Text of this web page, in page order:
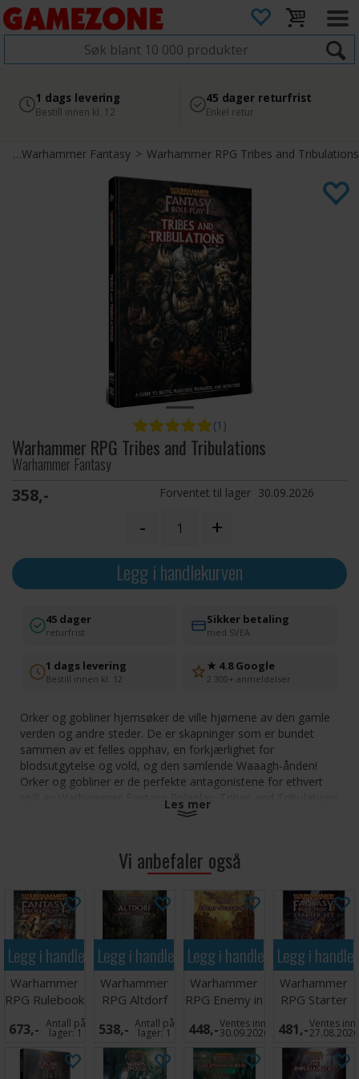
2 300+ anmeldelser på
Google
Sikker betaling
med Svea
1 dags levering
Bestill innen kl. 12
45 dager returfrist
Enkel retur
>Warhammer Fantasy>Warhammer RPG Tribes and Tribulations
(1)
Warhammer RPG Tribes and Tribulations
Warhammer Fantasy
358,- Forventet til lager 30.09.2026
- +
Legg i handlekurven
45 dager
returfrist
Sikker betaling
med SVEA
1 dags levering
Bestill innen kl. 12
★ 4.8 Google
2 300+ anmeldelser
Orker og gobliner hjemsøker de ville hjørnene av den gamle
verden og andre steder. De er skapninger som er bundet
sammen av et felles opphav, en forkjærlighet for
blodsutgytelse og vold, og den samlende Waaagh-ånden!
Orker og gobliner er de perfekte antagonistene for ethvert
spill av Warhammer Fantasy Roleplay. Tribes and Tribulations
gir detaljer om en rekke av disse krigerske og ondskapsfulle
stamme har fått sitt eget kapittel, som viser mangfoldet av
orke- og goblin-krigere som plager den gamle verden og
andre steder.
Cluster-Eye Tribe:
The Terrors of the Drakwald, en
gruppe skogsgobliner som hungrer etter fanger
Broken Nose Tribe: Beryktede ødeleggere av flere
dvergehold og uforbederlige plyndrere av artilleri
The Black Mountain Boyz:En ondskapsfull gruppe
orker som er dyktige banditter og utpressere
The Stone Snakes: Ville orker som er engasjert i en
pågående kampanje mot kaosdvergenes plyndringer
The Wolfboyz Oglah Khan:En gruppe hobgoblin-
speidere som leier seg inn, med et utpreget rykte for
Les mer
Vi anbefaler også
Legg i handlekurven
Warhammer
RPG Rulebook
Regelbok
673,- Antall på
lager:1
Legg i handlekurven
Warhammer
RPG Altdorf
Crown of
Empire
538,- Antall på
lager:1
Legg i handlekurven
Warhammer
RPG Enemy in
Shadows
448,-Ventes inn
30.09.2026
Legg i
Warhammer
RPG Starter
Set
481,-Ventes inn
27.08.2026